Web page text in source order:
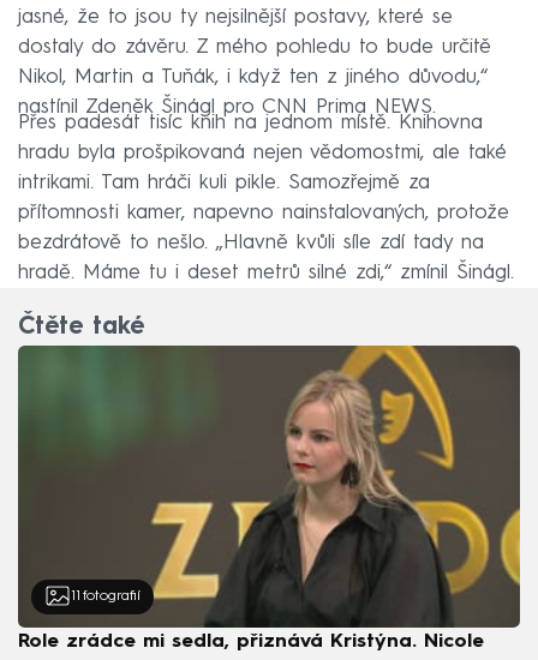
jasné, že to jsou ty nejsilnější postavy, které se
dostaly do závěru. Z mého pohledu to bude určitě
Nikol, Martin a Tuňák, i když ten z jiného důvodu,“
nastínil Zdeněk Šinágl pro CNN Prima NEWS.
Přes padesát tisíc knih na jednom místě. Knihovna
hradu byla prošpikovaná nejen vědomostmi, ale také
intrikami. Tam hráči kuli pikle. Samozřejmě za
přítomnosti kamer, napevno nainstalovaných, protože
bezdrátově to nešlo. „Hlavně kvůli síle zdí tady na
hradě. Máme tu i deset metrů silné zdi,“ zmínil Šinágl.
Čtěte také
fotografií
Role zrádce mi sedla, přiznává Kristýna. Nicole